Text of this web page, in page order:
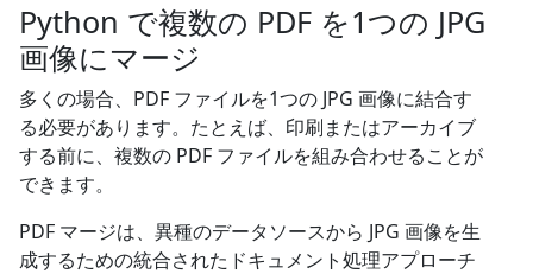
Python で複数の PDF を1つの JPG
画像にマージ
多くの場合、PDF ファイルを1つの JPG 画像に結合す
る必要があります。たとえば、印刷またはアーカイブ
する前に、複数の PDF ファイルを組み合わせることが
できます。
PDF マージは、異種のデータソースから JPG 画像を生
成するための統合されたドキュメント処理アプローチ